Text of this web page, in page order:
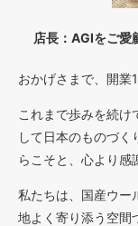
店長：AGIをご愛
おかげさまで、開業
これまで歩みを続け
して日本のものづ
らこそと、心より感
私たちは、国産ウー
地よく寄り添う空間